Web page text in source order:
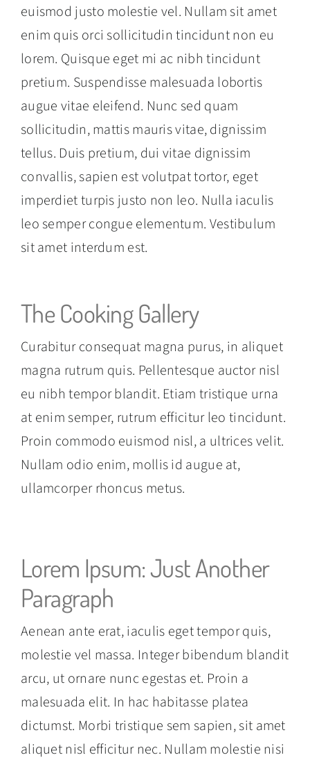
euismod justo molestie vel. Nullam sit amet
enim quis orci sollicitudin tincidunt non eu
lorem. Quisque eget mi ac nibh tincidunt
pretium. Suspendisse malesuada lobortis
augue vitae eleifend. Nunc sed quam
sollicitudin, mattis mauris vitae, dignissim
tellus. Duis pretium, dui vitae dignissim
convallis, sapien est volutpat tortor, eget
imperdiet turpis justo non leo. Nulla iaculis
leo semper congue elementum. Vestibulum
sit amet interdum est.
The Cooking Gallery
Curabitur consequat magna purus, in aliquet
magna rutrum quis. Pellentesque auctor nisl
eu nibh tempor blandit. Etiam tristique urna
at enim semper, rutrum efficitur leo tincidunt.
Proin commodo euismod nisl, a ultrices velit.
Nullam odio enim, mollis id augue at,
ullamcorper rhoncus metus.
Lorem Ipsum: Just Another
Paragraph
Aenean ante erat, iaculis eget tempor quis,
molestie vel massa. Integer bibendum blandit
arcu, ut ornare nunc egestas et. Proin a
malesuada elit. In hac habitasse platea
dictumst. Morbi tristique sem sapien, sit amet
aliquet nisl efficitur nec. Nullam molestie nisi